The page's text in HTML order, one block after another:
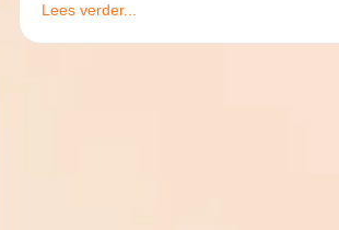
Lees verder...